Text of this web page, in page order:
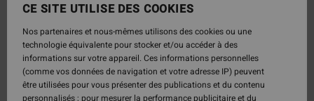
CE SITE UTILISE DES COOKIES
Nos partenaires et nous-mêmes utilisons des cookies ou une
technologie équivalente pour stocker et/ou accéder à des
informations sur votre appareil. Ces informations personnelles
(comme vos données de navigation et votre adresse IP) peuvent
être utilisées pour vous présenter des publications et du contenu
personnalisés ; pour mesurer la performance publicitaire et du